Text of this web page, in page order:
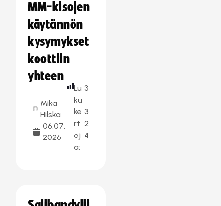
MM-kisojen
käytännön
kysymykset
koottiin
yhteen
Mika
Hilska
06.07.
2026
Lu
ku
ke
rt
oj
a:
3
3
2
4